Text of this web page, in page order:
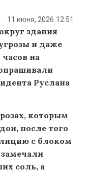
11 июня, 2026 12:51
здания
и даже
на
Руслана
которым
после того
с блоком
соль, а